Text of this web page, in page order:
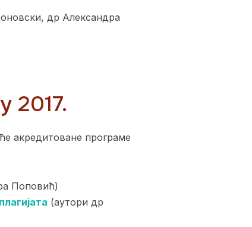
др Александра
2017.
акредитоване програме
Поповић)
(аутори др